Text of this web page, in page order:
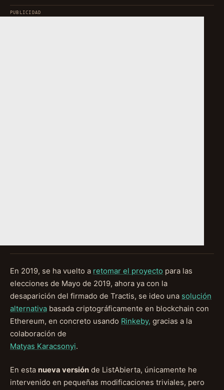
En 2019, se ha vuelto a retomar el proyecto para las
elecciones de Mayo de 2019, ahora ya con la
desaparición del firmado de Tractis, se ideo una solución
alternativa basada criptográficamente en blockchain con
Ethereum, en concreto usando Rinkeby, gracias a la
colaboración de
Matyas Karacsonyi.
En esta nueva versión de ListAbierta, únicamente he
intervenido en pequeñas modificaciones triviales, pero